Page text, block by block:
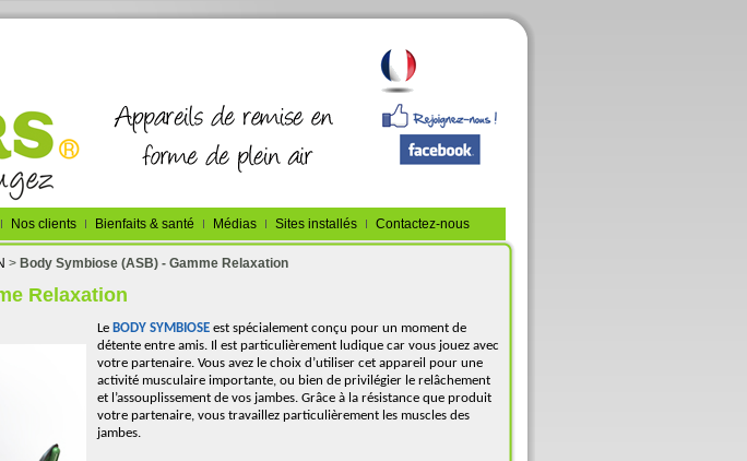
Nos clients Bienfaits & santé Médias Sites installés Contactez-nous
> Body Symbiose (ASB) - Gamme Relaxation
Relaxation
Le BODY SYMBIOSE est spécialement conçu pour un moment de
détente entre amis. Il est particulièrement ludique car vous jouez avec
votre partenaire. Vous avez le choix d’utiliser cet appareil pour une
activité musculaire importante, ou bien de privilégier le relâchement
et l’assouplissement de vos jambes. Grâce à la résistance que produit
votre partenaire, vous travaillez particulièrement les muscles des
jambes.